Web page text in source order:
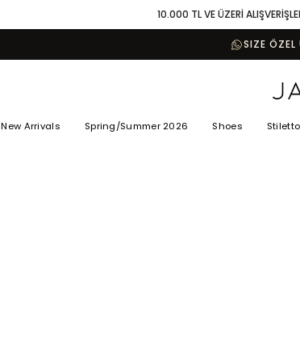
10.000 TL VE ÜZERİ
SIZE ÖZEL
New Arrivals Spring/Summer 2026 Shoes Stiletto